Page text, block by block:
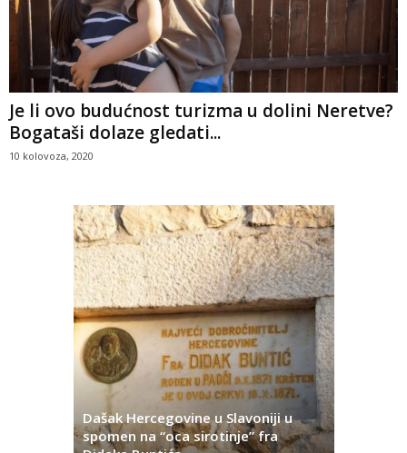
Je li ovo budućnost turizma u dolini Neretve?
Bogataši dolaze gledati...
10 kolovoza, 2020
Dašak Hercegovine u Slavoniji u
spomen na “oca sirotinje” fra